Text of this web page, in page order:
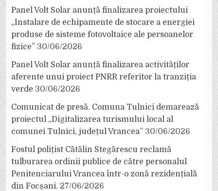
Panel Volt Solar anunță finalizarea proiectului
„Instalare de echipamente de stocare a energiei
produse de sisteme fotovoltaice ale persoanelor
fizice” 30/06/2026
Panel Volt Solar anunță finalizarea activităților
aferente unui proiect PNRR referitor la tranziția
verde 30/06/2026
Comunicat de presă. Comuna Tulnici demarează
proiectul „Digitalizarea turismului local al
comunei Tulnici, județul Vrancea” 30/06/2026
Fostul polițist Cătălin Stegărescu reclamă
tulburarea ordinii publice de către personalul
Penitenciarului Vrancea într-o zonă rezidențială
din Focșani. 27/06/2026